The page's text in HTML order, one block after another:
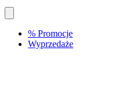
% Promocje
Wyprzedaże